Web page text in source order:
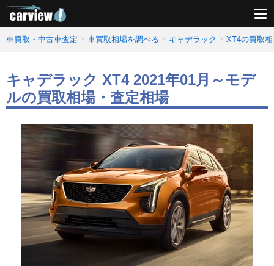
車買取・中古車査定 車買取相場を調べる キャデラック XT4の買取
キャデラック XT4 2021年01月～モデ
ルの買取相場・査定相場